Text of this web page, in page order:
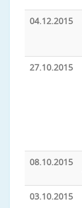
04.12.2015
27.10.2015
08.10.2015
03.10.2015